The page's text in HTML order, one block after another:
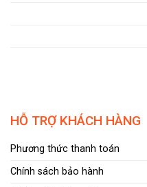
HỖ TRỢ KHÁCH HÀNG
Phương thức thanh toán
Chính sách bảo hành